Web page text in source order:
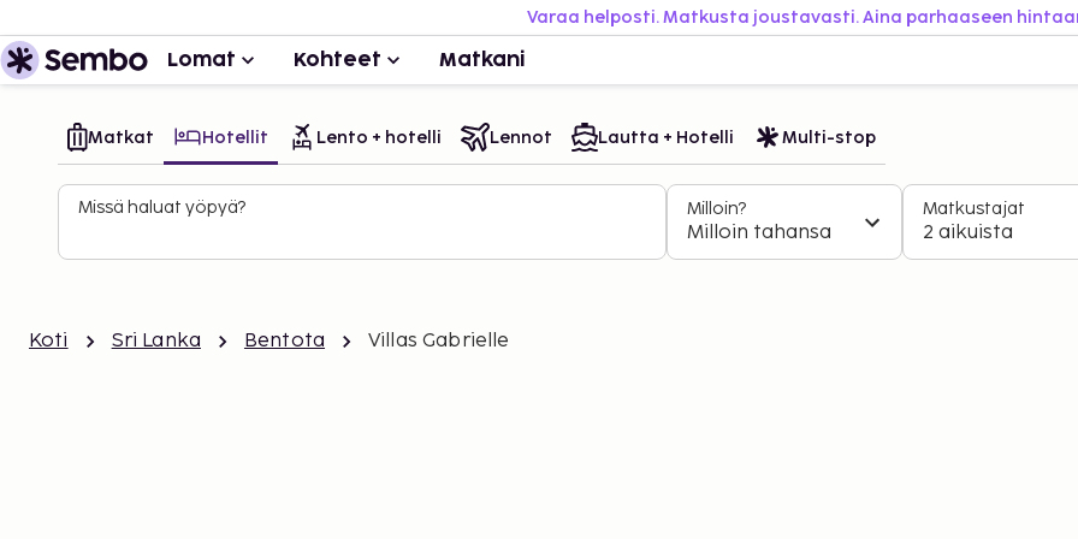
Varaa helposti. Matkusta joustavasti. Aina parhaaseen
Lomat Kohteet Matkani
Matkat Hotellit Lento + hotelli Lennot Lautta + Hotelli Multi-stop
Missä haluat yöpyä? Milloin?
Milloin tahansa
Matkustajat
2 aikuista
Koti Sri Lanka Bentota Villas Gabrielle